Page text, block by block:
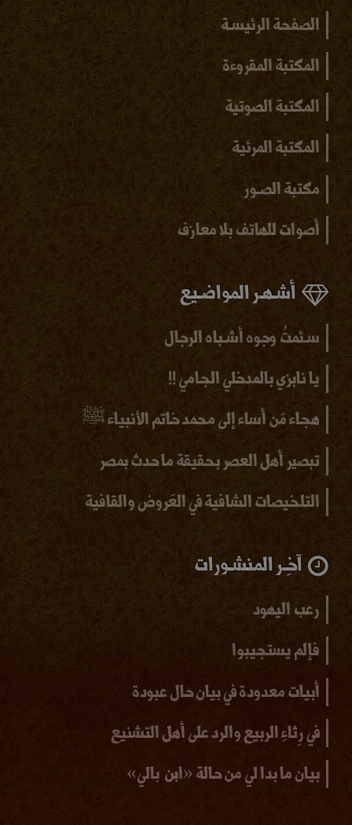
الصفحة الرئيسـة
المكتبة المقروءة
المكتبة الصوتية
المكتبة المرئية
مكتبة الصـور
أصوات للهاتف بلامعازف
أشـهـر المواضـيع
سـئمتُ وجوه أشـباه الرجال
يا نابزي بالمدخلي الجامي !!
هجاء مَن أساء إلى محمد خاتم الأنبياء ﷺ
تبصير أهل العصر بحقيقة ما حدث بمصر
التلخيصات الشافية في العَروض والقافية
آخِـر المنشـورات
رعب اليهود
فإلم يستجيبوا
أبيات معدودة في بيان حال عبودة
في رِثاءِ الربيع والرد على أهل التشنيع
بيان ما بدا لي من حالة «ابن بالي»